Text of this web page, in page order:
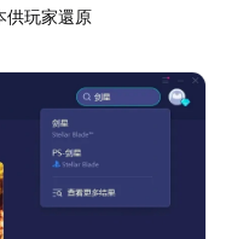
供玩家還原